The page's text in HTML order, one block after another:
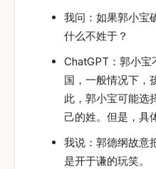
我问：如果郭小宝
什么不姓于？
ChatGPT：郭小宝
国，一般情况下，
此，郭小宝可能选
己的姓。但是，具
我说：郭德纲故意
是开于谦的玩笑。